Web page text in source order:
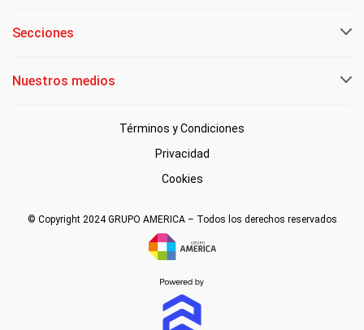
Secciones
Nuestros medios
Términos y Condiciones
Privacidad
Cookies
© Copyright 2024 GRUPO AMERICA – Todos los derechos reservados